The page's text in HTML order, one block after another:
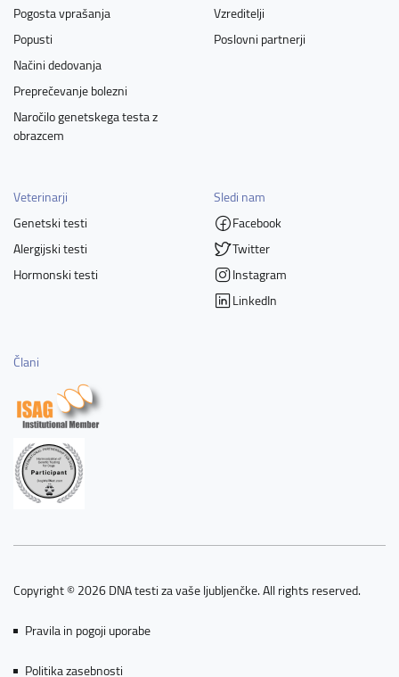
Pogosta vprašanja
Popusti
Načini dedovanja
Preprečevanje bolezni
Naročilo genetskega testa z
obrazcem
Vzreditelji
Poslovni partnerji
Veterinarji
Genetski testi
Alergijski testi
Hormonski testi
Sledi nam
Facebook
Twitter
Instagram
LinkedIn
Člani
Copyright © 2026 DNA testi za vaše ljubljenčke. All rights reserved.
Pravila in pogoji uporabe
Politika zasebnosti